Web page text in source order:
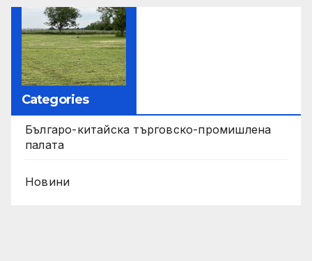
Categories
Българо-китайска търговско-промишлена
палата
Новини